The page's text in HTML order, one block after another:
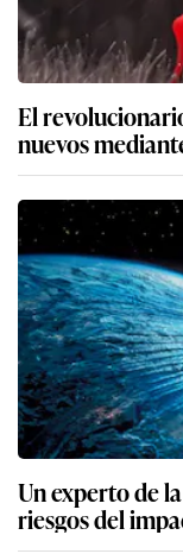
El
nuevos
Un experto de
riesgos del